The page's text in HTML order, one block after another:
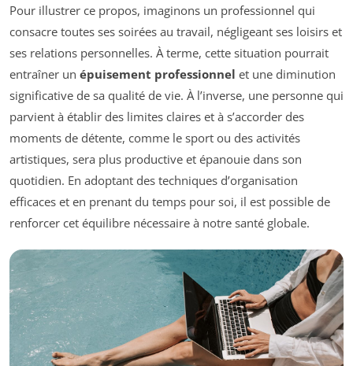
Pour illustrer ce propos, imaginons un professionnel qui
consacre toutes ses soirées au travail, négligeant ses loisirs et
ses relations personnelles. À terme, cette situation pourrait
entraîner un épuisement professionnel et une diminution
significative de sa qualité de vie. À l’inverse, une personne qui
parvient à établir des limites claires et à s’accorder des
moments de détente, comme le sport ou des activités
artistiques, sera plus productive et épanouie dans son
quotidien. En adoptant des techniques d’organisation
efficaces et en prenant du temps pour soi, il est possible de
renforcer cet équilibre nécessaire à notre santé globale.